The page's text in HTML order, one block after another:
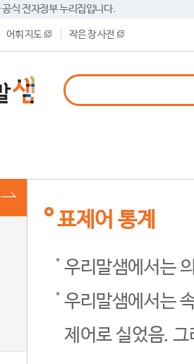
식 전자정부 누리집입니다.
어휘 지도 작은 창 사전
표제어 통계
우리말샘에서는
우리말샘에서는
제어로 실었음.